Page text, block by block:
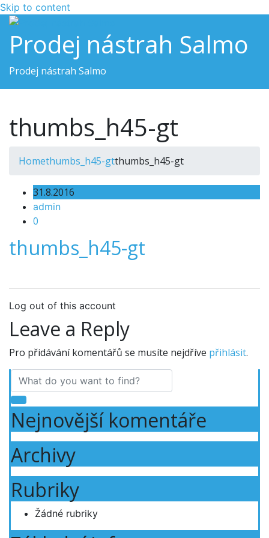
Skip to content
Prodej nástrah Salmo
Prodej nástrah Salmo
thumbs_h45-gt
Homethumbs_h45-gtthumbs_h45-gt
31.8.2016
admin
0
thumbs_h45-gt
Log out of this account
Leave a Reply
Pro přidávání komentářů se musíte nejdříve přihlásit.
Nejnovější komentáře
Archivy
Rubriky
Žádné rubriky